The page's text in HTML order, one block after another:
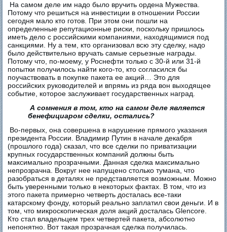
На самом деле им надо было вручить ордена Мужества.
Потому что решиться на инвестиции в отношении России
сегодня мало кто готов. При этом они пошли на
определенные репутационные риски, поскольку пришлось
иметь дело с российскими компаниями, находящимися под
санкциями. Ну а тем, кто организовал всю эту сделку, надо
было действительно вручать самые серьезные награды.
Потому что, по-моему, у Роснефти только с 30-й или 31-й
попытки получилось найти кого-то, кто согласился бы
поучаствовать в покупке пакета ее акций… Это для
российских руководителей и впрямь из ряда вон выходящее
событие, которое заслуживает государственных наград.
А сомнения в том, кто на самом деле является
бенефициаром сделки, остались?
Во-первых, она совершена в нарушение прямого указания
президента России. Владимир Путин в начале декабря
(прошлого года) сказал, что все сделки по приватизации
крупных государственных компаний должны быть
максимально прозрачными. Данная сделка максимально
непрозрачна. Вокруг нее напущено столько тумана, что
разобраться в деталях не представляется возможным. Можно
быть уверенными только в некоторых фактах. В том, что из
этого пакета примерно четверть досталась все-таки
катарскому фонду, который реально заплатил свои деньги. И в
том, что микроскопическая доля акций досталась Glencore.
Кто стал владельцем трех четвертей пакета, абсолютно
непонятно. Вот такая прозрачная сделка получилась.